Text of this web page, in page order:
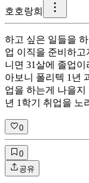
호호랑희
하고 싶은 일들을
업 이직을 준비하
니면 31살에 졸업
아보니 폴리텍 1년
업을 하는게 나을
년 1학기 취업을 노
0
0
공유